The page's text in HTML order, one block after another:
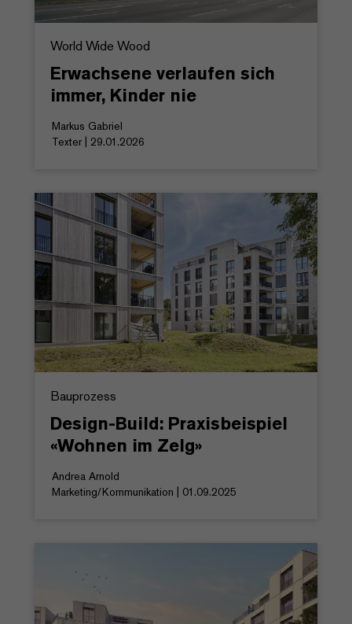
World Wide Wood
Erwachsene verlaufen sich
immer, Kinder nie
Markus Gabriel
Texter | 29.01.2026
Bauprozess
Design-Build: Praxisbeispiel
«Wohnen im Zelg»
Andrea Arnold
Marketing/Kommunikation | 01.09.2025